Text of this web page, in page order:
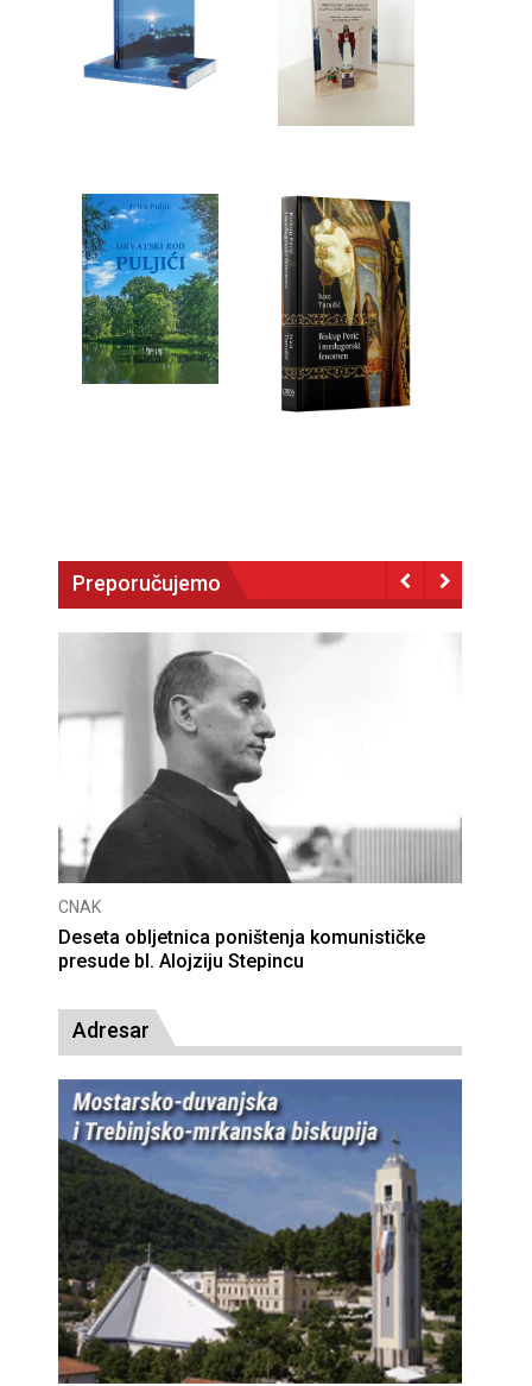
Preporučujemo
CNAK
Deseta obljetnica poništenja komunističke
presude bl. Alojziju Stepincu
Adresar